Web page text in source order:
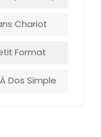
Chariot
Format
Dos Simple